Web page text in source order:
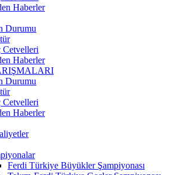
Haberler
Durumu
Cetvelleri
Haberler
Durumu
Cetvelleri
Haberler
Ferdi Türkiye Büyükler Şampiyonası